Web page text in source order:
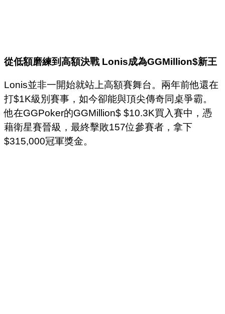
從低額磨練到高額決戰 Lonis成為GGMillion$新王
Lonis並非一開始就站上高額賽舞台。兩年前他還在
打$1K級別賽事，如今卻能與頂尖傳奇同桌爭霸。
他在GGPoker的GGMillion$ $10.3K買入賽中，憑
藉衛星賽晉級，最終擊敗157位參賽者，拿下
$315,000冠軍獎金。